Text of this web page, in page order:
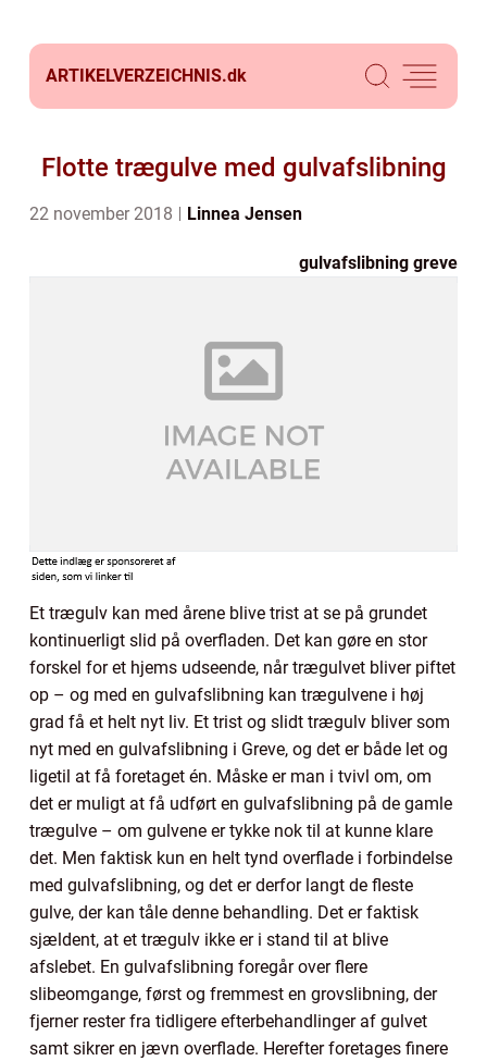
ARTIKELVERZEICHNIS.dk
Flotte trægulve med gulvafslibning
22 november 2018 Linnea Jensen
gulvafslibning greve
Et trægulv kan med årene blive trist at se på grundet
kontinuerligt slid på overfladen. Det kan gøre en stor
forskel for et hjems udseende, når trægulvet bliver piftet
op – og med en gulvafslibning kan trægulvene i høj
grad få et helt nyt liv. Et trist og slidt trægulv bliver som
nyt med en gulvafslibning i Greve, og det er både let og
ligetil at få foretaget én. Måske er man i tvivl om, om
det er muligt at få udført en gulvafslibning på de gamle
trægulve – om gulvene er tykke nok til at kunne klare
det. Men faktisk kun en helt tynd overflade i forbindelse
med gulvafslibning, og det er derfor langt de fleste
gulve, der kan tåle denne behandling. Det er faktisk
sjældent, at et trægulv ikke er i stand til at blive
afslebet. En gulvafslibning foregår over flere
slibeomgange, først og fremmest en grovslibning, der
fjerner rester fra tidligere efterbehandlinger af gulvet
samt sikrer en jævn overflade. Herefter foretages finere